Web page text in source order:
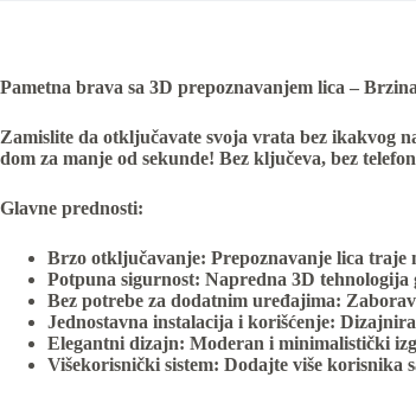
Pametna brava sa 3D prepoznavanjem lica –
Zamislite da otključavate svoja vrata bez ikakvog
dom za manje od sekunde! Bez ključeva, bez
Glavne prednosti:
Brzo otključavanje: Prepoznavanje lica traje
Potpuna sigurnost: Napredna 3D tehnologija
Bez potrebe za dodatnim uređajima:
Jednostavna instalacija i korišćenje:
Elegantni dizajn: Moderan i minimalistički
Višekorisnički sistem: Dodajte više korisnika